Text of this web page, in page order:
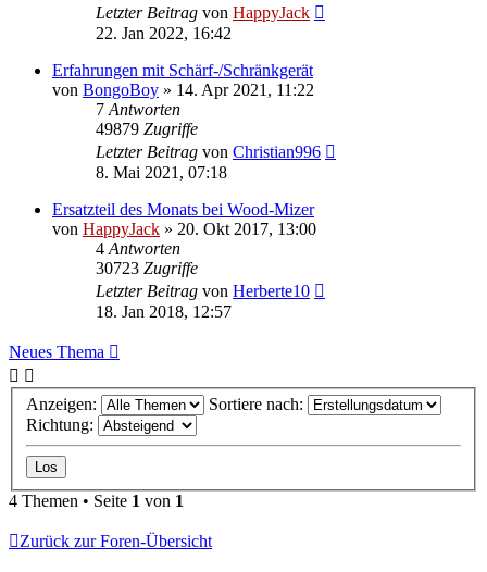
Letzter Beitrag von HappyJack
22. Jan 2022, 16:42
Erfahrungen mit Schärf-/Schränkgerät
von BongoBoy » 14. Apr 2021, 11:22
7 Antworten
49879 Zugriffe
Letzter Beitrag von Christian996
8. Mai 2021, 07:18
Ersatzteil des Monats bei Wood-Mizer
von HappyJack » 20. Okt 2017, 13:00
4 Antworten
30723 Zugriffe
Letzter Beitrag von Herberte10
18. Jan 2018, 12:57
Neues Thema
Anzeigen:
Sortiere nach:
Richtung:
4 Themen • Seite 1 von 1
Zurück zur Foren-Übersicht